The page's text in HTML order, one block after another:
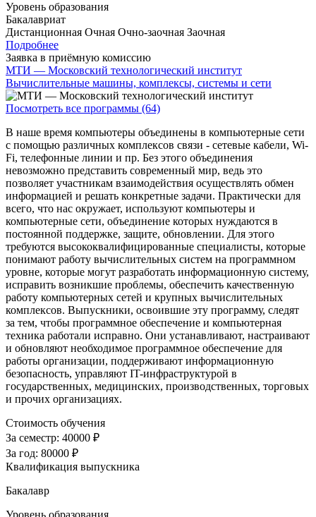
Уровень образования
Бакалавриат
Дистанционная Очная Очно-заочная Заочная
Подробнее
Заявка в приёмную комиссию
МТИ — Московский технологический институт
Вычислительные машины, комплексы, системы и сети
Посмотреть все программы (64)
В наше время компьютеры объединены в компьютерные сети
с помощью различных комплексов связи - сетевые кабели, Wi-
Fi, телефонные линии и пр. Без этого объединения
невозможно представить современный мир, ведь это
позволяет участникам взаимодействия осуществлять обмен
информацией и решать конкретные задачи. Практически для
всего, что нас окружает, используют компьютеры и
компьютерные сети, объединение которых нуждаются в
постоянной поддержке, защите, обновлении. Для этого
требуются высококвалифицированные специалисты, которые
понимают работу вычислительных систем на программном
уровне, которые могут разработать информационную систему,
исправить возникшие проблемы, обеспечить качественную
работу компьютерных сетей и крупных вычислительных
комплексов. Выпускники, освоившие эту программу, следят
за тем, чтобы программное обеспечение и компьютерная
техника работали исправно. Они устанавливают, настраивают
и обновляют необходимое программное обеспечение для
работы организации, поддерживают информационную
безопасность, управляют IT-инфраструктурой в
государственных, медицинских, производственных, торговых
и прочих организациях.
Стоимость обучения
За семестр: 40000 ₽
За год: 80000 ₽
Квалификация выпускника
Бакалавр